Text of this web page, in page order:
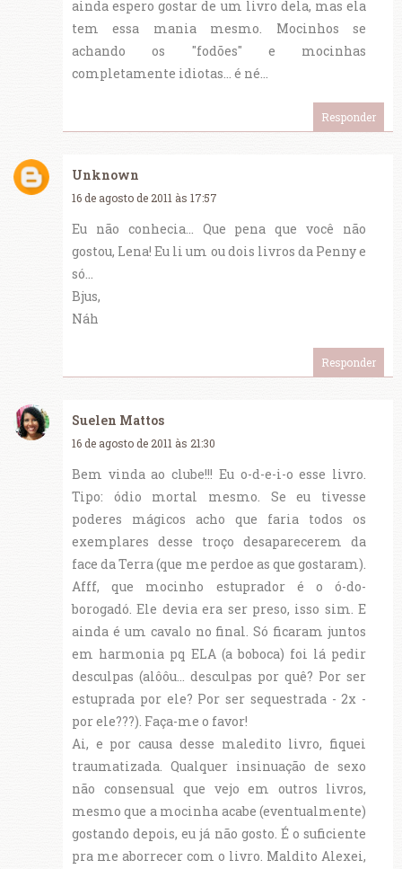
ainda espero gostar de um livro dela, mas ela
tem essa mania mesmo. Mocinhos se
achando os "fodões" e mocinhas
completamente idiotas... é né...
Responder
Unknown
16 de agosto de 2011 às 17:57
Eu não conhecia... Que pena que você não
gostou, Lena! Eu li um ou dois livros da Penny e
só...
Bjus,
Náh
Responder
Suelen Mattos
16 de agosto de 2011 às 21:30
Bem vinda ao clube!!! Eu o-d-e-i-o esse livro.
Tipo: ódio mortal mesmo. Se eu tivesse
poderes mágicos acho que faria todos os
exemplares desse troço desaparecerem da
face da Terra (que me perdoe as que gostaram).
Afff, que mocinho estuprador é o ó-do-
borogadó. Ele devia era ser preso, isso sim. E
ainda é um cavalo no final. Só ficaram juntos
em harmonia pq ELA (a boboca) foi lá pedir
desculpas (alôôu... desculpas por quê? Por ser
estuprada por ele? Por ser sequestrada - 2x -
por ele???). Faça-me o favor!
Ai, e por causa desse maledito livro, fiquei
traumatizada. Qualquer insinuação de sexo
não consensual que vejo em outros livros,
mesmo que a mocinha acabe (eventualmente)
gostando depois, eu já não gosto. É o suficiente
pra me aborrecer com o livro. Maldito Alexei,